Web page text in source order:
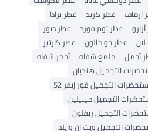
ارماف عطر كريد
عطر برادا
عطر توم فورد
عطر ديور
عطر جو مالون
عطر كارتير
أجمل ملمع شفاه
أحمر شفاه
التجميل هنديان
التجميل فور إيفر 52
التجميل ميبيلين
التجميل ريفلون
التجميل ويت ان وايلد